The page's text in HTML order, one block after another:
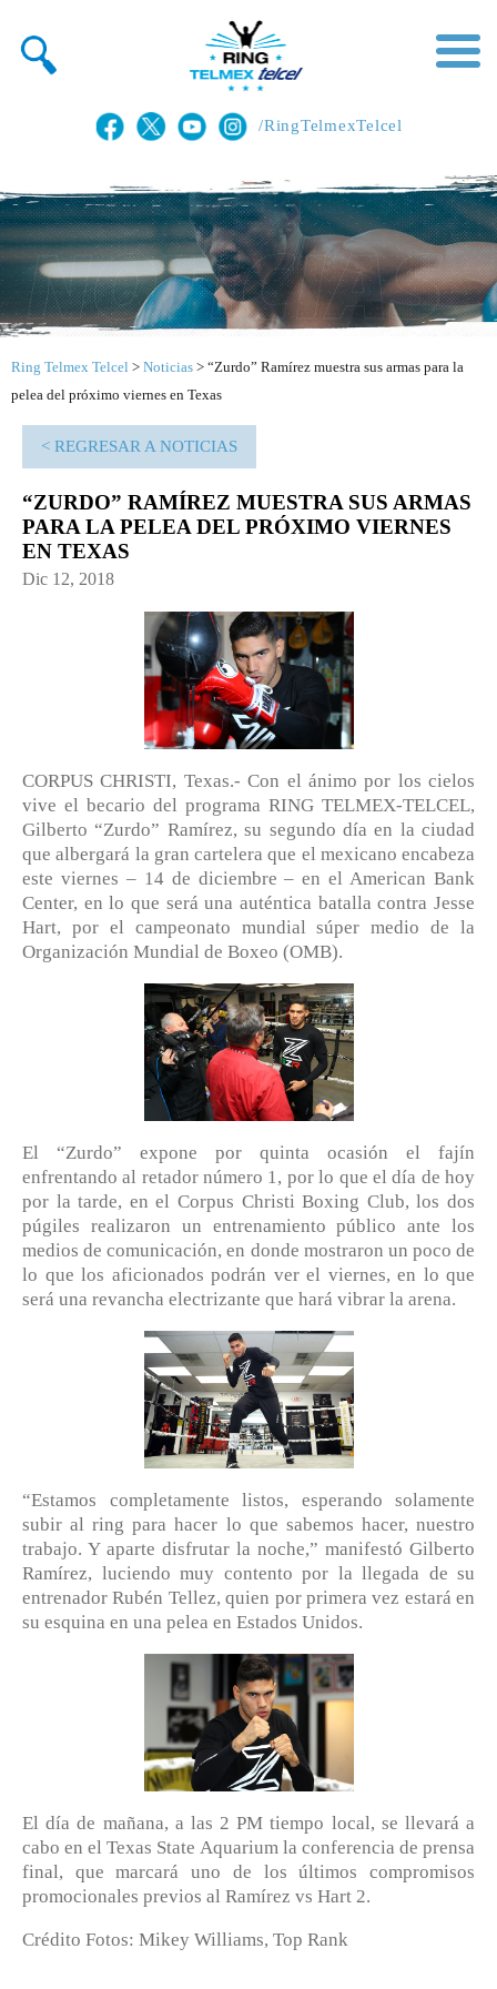
/RingTelmexTelcel
Ring Telmex Telcel > Noticias > “Zurdo” Ramírez muestra sus armas para la
pelea del próximo viernes en Texas
< REGRESAR A NOTICIAS
“ZURDO” RAMÍREZ MUESTRA SUS ARMAS
PARA LA PELEA DEL PRÓXIMO VIERNES
EN TEXAS
Dic 12, 2018
CORPUS CHRISTI, Texas.- Con el ánimo por los cielos
vive el becario del programa RING TELMEX-TELCEL,
Gilberto “Zurdo” Ramírez, su segundo día en la ciudad
que albergará la gran cartelera que el mexicano encabeza
este viernes – 14 de diciembre – en el American Bank
Center, en lo que será una auténtica batalla contra Jesse
Hart, por el campeonato mundial súper medio de la
Organización Mundial de Boxeo (OMB).
El “Zurdo” expone por quinta ocasión el fajín
enfrentando al retador número 1, por lo que el día de hoy
por la tarde, en el Corpus Christi Boxing Club, los dos
púgiles realizaron un entrenamiento público ante los
medios de comunicación, en donde mostraron un poco de
lo que los aficionados podrán ver el viernes, en lo que
será una revancha electrizante que hará vibrar la arena.
“Estamos completamente listos, esperando solamente
subir al ring para hacer lo que sabemos hacer, nuestro
trabajo. Y aparte disfrutar la noche,” manifestó Gilberto
Ramírez, luciendo muy contento por la llegada de su
entrenador Rubén Tellez, quien por primera vez estará en
su esquina en una pelea en Estados Unidos.
El día de mañana, a las 2 PM tiempo local, se llevará a
cabo en el Texas State Aquarium la conferencia de prensa
final, que marcará uno de los últimos compromisos
promocionales previos al Ramírez vs Hart 2.
Crédito Fotos: Mikey Williams, Top Rank